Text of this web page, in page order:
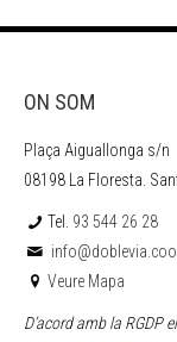
ON SOM
Plaça Aiguallonga s/n
08198 La Floresta.
Tel. 93 544 26 28
Veure Mapa
D’acord amb la RGDP